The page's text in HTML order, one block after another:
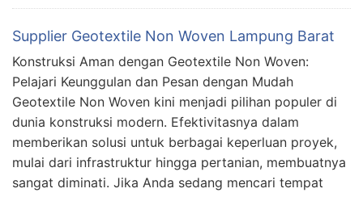
Supplier Geotextile Non Woven Lampung Barat
Konstruksi Aman dengan Geotextile Non Woven:
Pelajari Keunggulan dan Pesan dengan Mudah
Geotextile Non Woven kini menjadi pilihan populer di
dunia konstruksi modern. Efektivitasnya dalam
memberikan solusi untuk berbagai keperluan proyek,
mulai dari infrastruktur hingga pertanian, membuatnya
sangat diminati. Jika Anda sedang mencari tempat